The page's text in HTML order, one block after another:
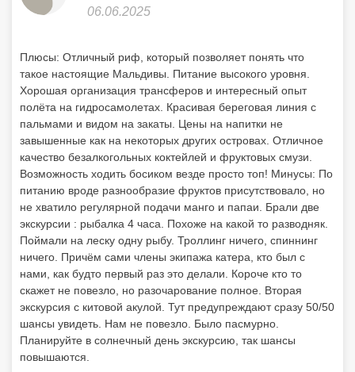
06.06.2025
Плюсы: Отличный риф, который позволяет понять что
такое настоящие Мальдивы. Питание высокого уровня.
Хорошая организация трансферов и интересный опыт
полёта на гидросамолетах. Красивая береговая линия с
пальмами и видом на закаты. Цены на напитки не
завышенные как на некоторых других островах. Отличное
качество безалкогольных коктейлей и фруктовых смузи.
Возможность ходить босиком везде просто топ! Минусы: По
питанию вроде разнообразие фруктов присутствовало, но
не хватило регулярной подачи манго и папаи. Брали две
экскурсии : рыбалка 4 часа. Похоже на какой то разводняк.
Поймали на леску одну рыбу. Троллинг ничего, спиннинг
ничего. Причём сами члены экипажа катера, кто был с
нами, как будто первый раз это делали. Короче кто то
скажет не повезло, но разочарование полное. Вторая
экскурсия с китовой акулой. Тут предупреждают сразу 50/50
шансы увидеть. Нам не повезло. Было пасмурно.
Планируйте в солнечный день экскурсию, так шансы
повышаются.